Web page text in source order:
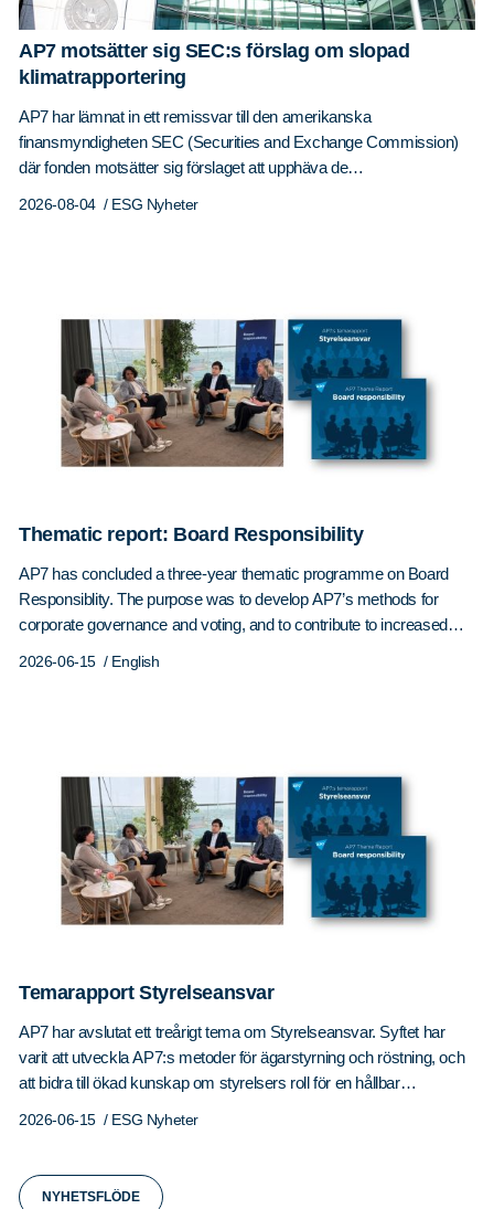
kurvan
AP7
Såfa
en
uppåtgående
trend
undantag
ekonomisk
motsvarande
de
privata
premiepensionsfonderna.
Trenden
de
generellt
motsvarande
period.
AP7 motsätter sig SEC:s förslag om slopad
klimatrapportering
AP7 har lämnat in ett remissvar till den amerikanska
finansmyndigheten SEC (Securities and Exchange Commission)
där fonden motsätter sig förslaget att upphäva de
slopande av reglerna riskerar att försämra investerares möjligheter
2026-08-04 / ESG Nyheter
Thematic report: Board Responsibility
AP7 has concluded a three-year thematic programme on Board
Responsiblity. The purpose was to develop AP7’s methods for
corporate governance and voting, and to contribute to increased
Boards serve as the link between shareholders and company
2026-06-15 / English
Temarapport Styrelseansvar
AP7 har avslutat ett treårigt tema om Styrelseansvar. Syftet har
varit att utveckla AP7:s metoder för ägarstyrning och röstning, och
att bidra till ökad kunskap om styrelsers roll för en hållbar
De fattar beslut som påverkar företags strategiska inriktning,
investerares avkastning. Under senare år…
2026-06-15 / ESG Nyheter
NYHETSFLÖDE